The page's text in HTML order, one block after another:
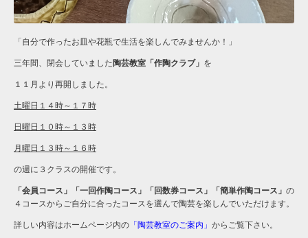
「自分で作ったお皿や花瓶で生活を楽しんでみませんか！」
三年間、閉会していました陶芸教室「作陶クラブ」 を
１１月より再開しました。
土曜日１４時～１７時
日曜日１０時～１３時
月曜日１３時～１６時
の週に３クラスの開催です。
「会員コース」「一回作陶コース」「回数券コース」「簡単作陶コース」 の
４コースからご自分に合ったコースを選んで陶芸を楽しんでいただけます。
詳しい内容はホームページ内の 「陶芸教室のご案内」 からご覧下さい。